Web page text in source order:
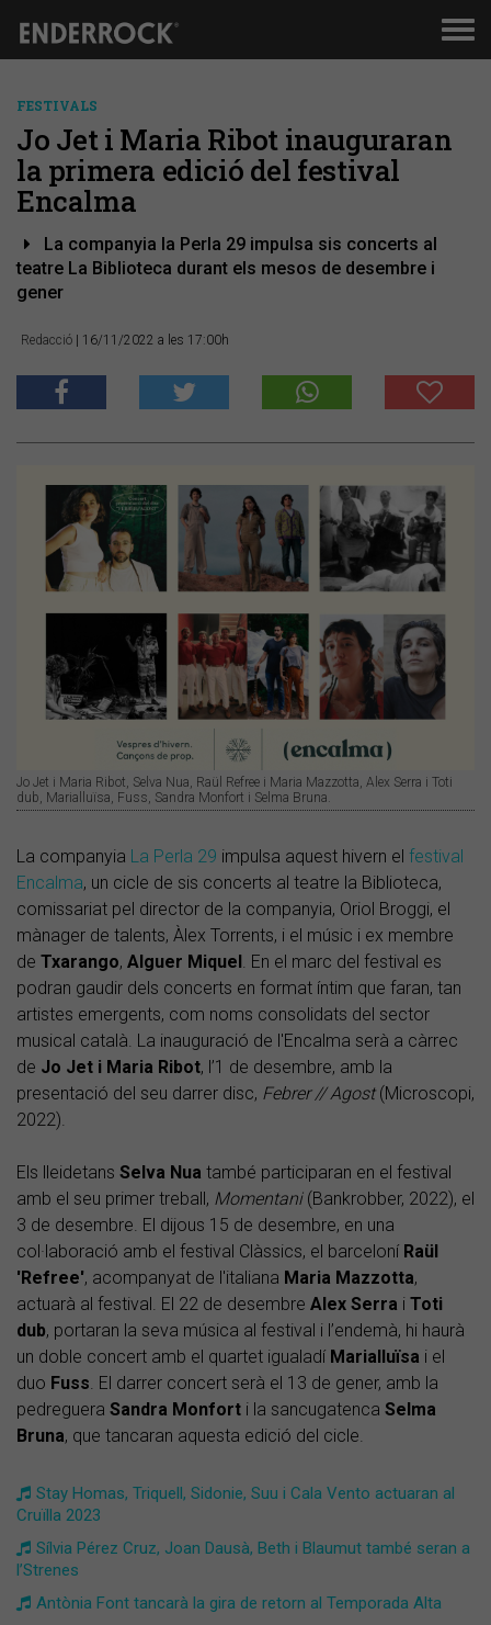
FESTIVALS
Jo Jet i Maria Ribot inauguraran
la primera edició del festival
Encalma
La companyia la Perla 29 impulsa sis concerts al
teatre La Biblioteca durant els mesos de desembre i
gener
Redacció | 16/11/2022 a les 17:00h
Jo Jet i Maria Ribot, Selva Nua, Raül Refree i Maria Mazzotta, Alex Serra i Toti
dub, Marialluïsa, Fuss, Sandra Monfort i Selma Bruna.
La companyia La Perla 29 impulsa aquest hivern el festival
Encalma, un cicle de sis concerts al teatre la Biblioteca,
comissariat pel director de la companyia, Oriol Broggi, el
mànager de talents, Àlex Torrents, i el músic i ex membre
de Txarango, Alguer Miquel . En el marc del festival es
podran gaudir dels concerts en format íntim que faran, tan
artistes emergents, com noms consolidats del sector
musical català. La inauguració de l'Encalma serà a càrrec
de Jo Jet i Maria Ribot, l’1 de desembre, amb la
presentació del seu darrer disc, Febrer // Agost (Microscopi,
2022).
Els lleidetans Selva Nua també participaran en el festival
amb el seu primer treball, Momentani (Bankrobber, 2022), el
3 de desembre. El dijous 15 de desembre, en una
col·laboració amb el festival Clàssics, el barceloní Raül
'Refree', acompanyat de l'italiana Maria Mazzotta,
actuarà al festival. El 22 de desembre Alex Serra i Toti
dub, portaran la seva música al festival i l’endemà, hi haurà
un doble concert amb el quartet igualadí Marialluïsa i el
duo Fuss. El darrer concert serà el 13 de gener, amb la
pedreguera Sandra Monfort i la sancugatenca Selma
Bruna, que tancaran aquesta edició del cicle.
Stay Homas, Triquell, Sidonie, Suu i Cala Vento actuaran al
Cruïlla 2023
Sílvia Pérez Cruz, Joan Dausà, Beth i Blaumut també seran a
l’Strenes
Antònia Font tancarà la gira de retorn al Temporada Alta